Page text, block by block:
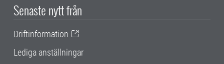
Senaste nytt från
Driftinformation
Lediga anställningar